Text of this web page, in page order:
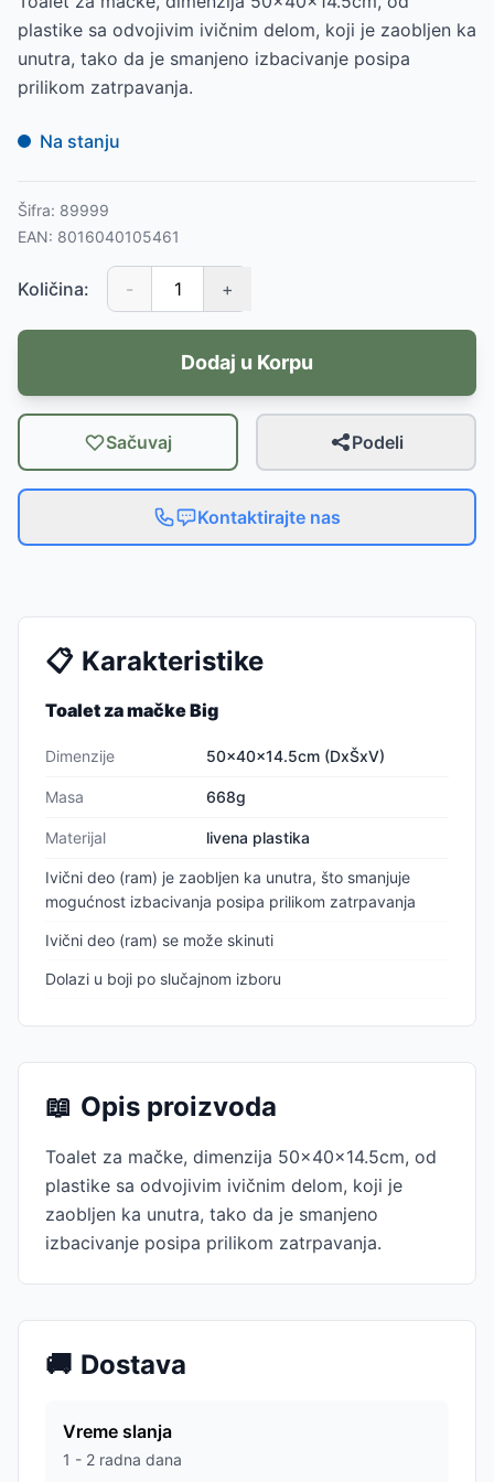
plastike sa odvojivim ivičnim delom, koji je zaobljen ka
unutra, tako da je smanjeno izbacivanje posipa
prilikom zatrpavanja.
Na stanju
Šifra: 89999
EAN: 8016040105461
Količina: - +
Dodaj u Korpu
Sačuvaj Podeli
Kontaktirajte nas
📋 Karakteristike
Toalet za mačke Big
Dimenzije 50x40x14.5cm (DxŠxV)
Masa 668g
Materijal livena plastika
Ivični deo (ram) je zaobljen ka unutra, što smanjuje
mogućnost izbacivanja posipa prilikom zatrpavanja
Ivični deo (ram) se može skinuti
Dolazi u boji po slučajnom izboru
📖 Opis proizvoda
Toalet za mačke, dimenzija 50x40x14.5cm, od
plastike sa odvojivim ivičnim delom, koji je
zaobljen ka unutra, tako da je smanjeno
izbacivanje posipa prilikom zatrpavanja.
🚚 Dostava
Vreme slanja
1 - 2 radna dana